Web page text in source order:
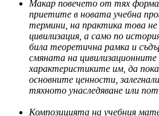
Макар повечето от тях
приетите в новата учебна
термини, на практика това не
цивилизация, а само по
била теоретична рамка и
смяната на цивилизационните
характеристиките им, да
основните ценности,
тяхното унаследяване или
Композицията на учебния